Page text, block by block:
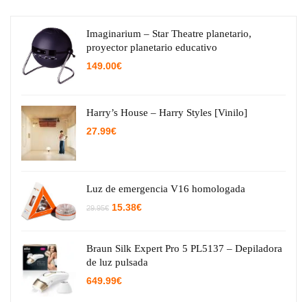
Imaginarium – Star Theatre planetario,
proyector planetario educativo
149.00€
Harry’s House – Harry Styles [Vinilo]
27.99€
Luz de emergencia V16 homologada
29.95€ El
29.95€.
15.38€El
15.38€.
Braun Silk Expert Pro 5 PL5137 – Depiladora
de luz pulsada
649.99€